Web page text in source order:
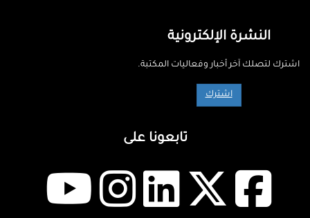
النشرة الإلكترونية
اشترك لتصلك آخر أخبار وفعاليات المكتبة.
اشترك
تابعونا على